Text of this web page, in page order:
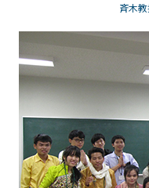
斉木